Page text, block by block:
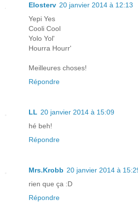
Elosterv 20 janvier 2014 à 12:13
Yepi Yes
Cooli Cool
Yolo Yol'
Hourra Hourr'
Meilleures choses!
Répondre
LL 20 janvier 2014 à 15:09
hé beh!
Répondre
Mrs.Krobb 20 janvier 2014 à
rien que ça :D
Répondre